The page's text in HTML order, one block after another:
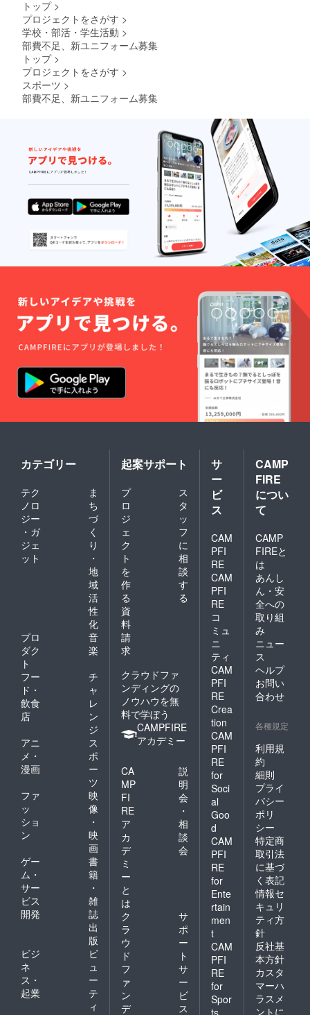
トップ >
プロジェクトをさがす >
学校・部活・学生活動 >
部費不足、新ユニフォーム募集
トップ >
プロジェクトをさがす >
スポーツ >
部費不足、新ユニフォーム募集
カテゴリー
テク
ノロ
ジー
・ガ
ジェ
ット
ま
ち
づ
く
り
・
地
域
活
性
化
プロ
ダク
ト
音
楽
フー
ド・
飲食
店
チ
ャ
レ
ン
ジ
アニ
メ・
漫画
ス
ポ
ー
ツ
ファ
ッ
ショ
ン
映
像
・
映
画
ゲー
ム・
サー
ビス
開発
書
籍
・
雑
誌
出
版
ビジ
ネ
ス・
起業
ビ
ュ
ー
テ
ィ
起案サポート
プ
ロ
ジ
ェ
ク
ト
を
作
る
ス
タ
ッ
フ
に
相
談
す
る
資
料
請
求
クラウドファ
ンディングの
ノウハウを無
料で学ぼう
CAMPFIRE
アカデミー
CA
MP
FI
RE
ア
カ
デ
ミ
ー
と
は
説
明
会
・
相
談
会
ク
ラ
ウ
ド
フ
ァ
ン
デ
サ
ポ
ー
ト
サ
ー
ビ
ス
サ
ー
ビ
ス
CAM
PFI
RE
CAM
PFI
RE
コ
ミュ
ニ
ティ
CAM
PFI
RE
Crea
tion
CAM
PFI
RE
for
Soci
al
Goo
d
CAM
PFI
RE
for
Ente
rtain
men
t
CAM
PFI
RE
for
Spor
ts
CAMP
FIRE
につい
て
CAMP
FIREと
は
あんし
ん・安
全への
取り組
み
ニュー
ス
ヘルプ
お問い
合わせ
各種規定
利用規
約
細則
プライ
バシー
ポリ
シー
特定商
取引法
に基づ
く表記
情報セ
キュリ
ティ方
針
反社基
本方針
カスタ
マーハ
ラスメ
ントに